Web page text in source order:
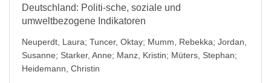
Deutschland: Politi-sche, soziale und
umweltbezogene Indikatoren
Neuperdt, Laura; Tuncer, Oktay; Mumm, Rebekka; Jordan,
Susanne; Starker, Anne; Manz, Kristin; Müters, Stephan;
Heidemann, Christin